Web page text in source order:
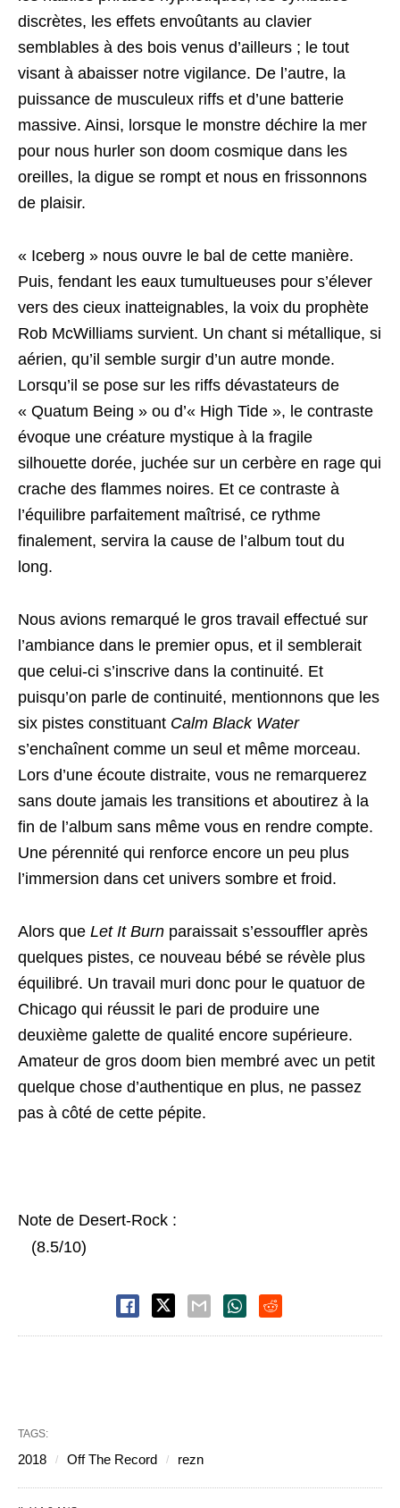
discrètes, les effets envoûtants au clavier
semblables à des bois venus d’ailleurs ; le tout
visant à abaisser notre vigilance. De l’autre, la
puissance de musculeux riffs et d’une batterie
massive. Ainsi, lorsque le monstre déchire la mer
pour nous hurler son doom cosmique dans les
oreilles, la digue se rompt et nous en frissonnons
de plaisir.
« Iceberg » nous ouvre le bal de cette manière.
Puis, fendant les eaux tumultueuses pour s’élever
vers des cieux inatteignables, la voix du prophète
Rob McWilliams survient. Un chant si métallique, si
aérien, qu’il semble surgir d’un autre monde.
Lorsqu’il se pose sur les riffs dévastateurs de
« Quatum Being » ou d’« High Tide », le contraste
évoque une créature mystique à la fragile
silhouette dorée, juchée sur un cerbère en rage qui
crache des flammes noires. Et ce contraste à
l’équilibre parfaitement maîtrisé, ce rythme
finalement, servira la cause de l’album tout du
long.
Nous avions remarqué le gros travail effectué sur
l’ambiance dans le premier opus, et il semblerait
que celui-ci s’inscrive dans la continuité. Et
puisqu’on parle de continuité, mentionnons que les
six pistes constituant Calm Black Water
s’enchaînent comme un seul et même morceau.
Lors d’une écoute distraite, vous ne remarquerez
sans doute jamais les transitions et aboutirez à la
fin de l’album sans même vous en rendre compte.
Une pérennité qui renforce encore un peu plus
l’immersion dans cet univers sombre et froid.
Alors que Let It Burn paraissait s’essouffler après
quelques pistes, ce nouveau bébé se révèle plus
équilibré. Un travail muri donc pour le quatuor de
Chicago qui réussit le pari de produire une
deuxième galette de qualité encore supérieure.
Amateur de gros doom bien membré avec un petit
quelque chose d’authentique en plus, ne passez
pas à côté de cette pépite.
Note de Desert-Rock :
(8.5/10)
TAGS:
2018 Off The Record rezn